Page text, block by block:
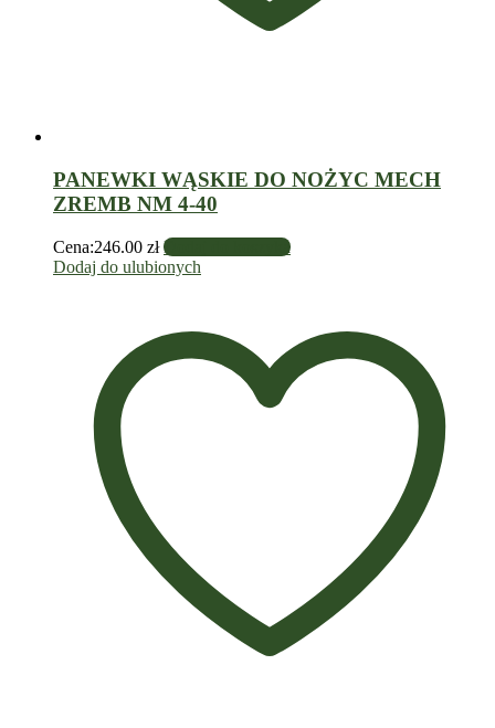
PANEWKI WĄSKIE DO NOŻYC MECH
ZREMB NM 4-40
Cena:246.00 zł Dodaj do koszyka
Dodaj do ulubionych